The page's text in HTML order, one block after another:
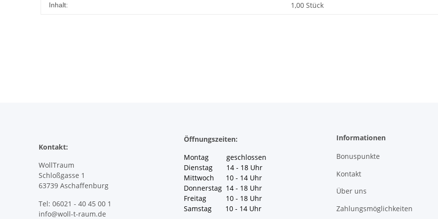
Produkteigenschaft
Wert
Inhalt: 1,00 Stück
Kontakt:
WollTraum
Schloßgasse 1
63739 Aschaffenburg
Tel: 06021 - 40 45 00 1
info@woll-t-raum.de
Öffnungszeiten:
Montag geschlossen
Dienstag 14 - 18 Uhr
Mittwoch 10 - 14 Uhr
Donnerstag 14 - 18 Uhr
Freitag 10 - 18 Uhr
Samstag 10 - 14 Uhr
Informationen
Bonuspunkte
Kontakt
Über uns
Zahlungsmöglichkeiten